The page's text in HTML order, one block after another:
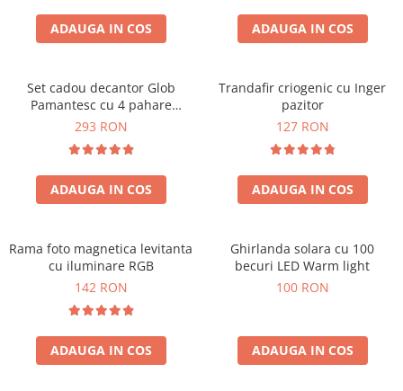
Cadouri Fete
Pentru Copilul din tine
Cadouri de Casa Noua
Cadouri Majorat
Cadouri pentru Nasi
Cadouri pentru Bunici
Cadouri pentru Prieteni
Cel ce are tot
Cadouri Nunta si Cununie civila
Cani si Termosuri
Jocuri si Puzzle
Seturi de caligrafie
Cadouri Sfantul Alexandru
Cadouri Constantin si Elena
Cadouri Sfanta Maria
Cadouri Sfintii Mihail si Gavriil
ADAUGA IN COS ADAUGA IN COS
Set cadou decantor Glob
Pamantesc cu 4 pahare
Deluxe
293 RON
ADAUGA IN COS
Trandafir criogenic cu Inger
pazitor
127 RON
ADAUGA IN COS
Rama foto magnetica levitanta
cu iluminare RGB
142 RON
ADAUGA IN COS
Ghirlanda solara cu 100
becuri LED Warm light
100 RON
ADAUGA IN COS